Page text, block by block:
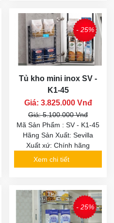
- 25%
Tủ kho mini inox SV -
K1-45
Giá: 3.825.000 Vnđ
Giá: 5.100.000 Vnđ
Mã Sản Phẩm : SV - K1-45
Hãng Sản Xuất: Sevilla
Xuất xứ: Chính hãng
Xem chi tiết
- 25%